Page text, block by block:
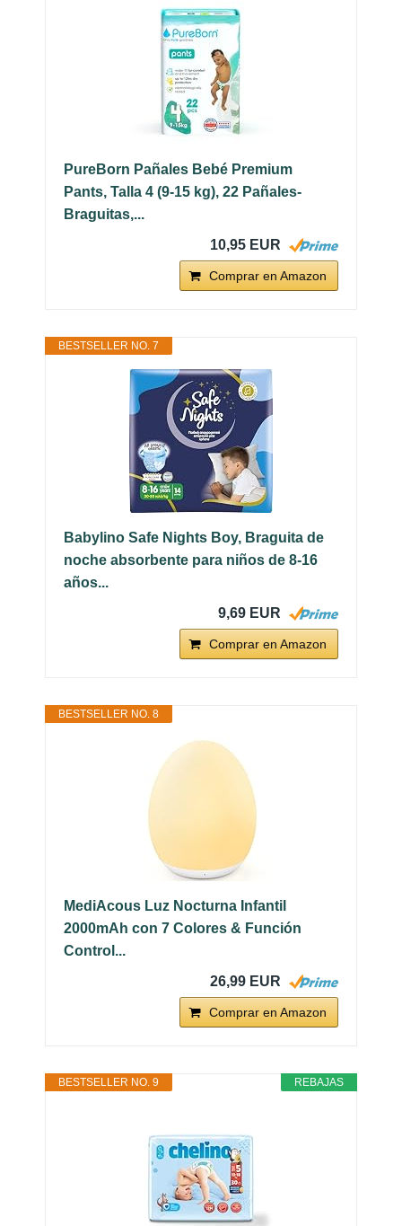
PureBorn Pañales Bebé Premium
Pants, Talla 4 (9-15 kg), 22 Pañales-
Braguitas,...
10,95 EUR
Comprar en Amazon
BESTSELLER NO. 7
Babylino Safe Nights Boy, Braguita de
noche absorbente para niños de 8-16
años...
9,69 EUR
Comprar en Amazon
BESTSELLER NO. 8
MediAcous Luz Nocturna Infantil
2000mAh con 7 Colores & Función
Control...
26,99 EUR
Comprar en Amazon
REBAJAS
BESTSELLER NO. 9